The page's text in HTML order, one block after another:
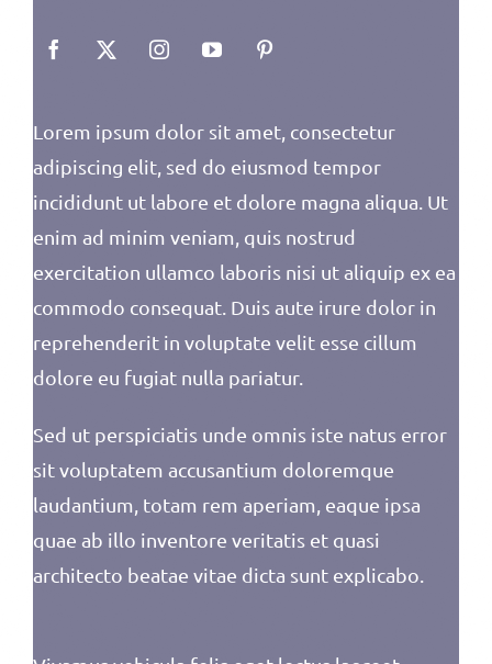
Lorem ipsum dolor sit amet, consectetur
adipiscing elit, sed do eiusmod tempor
incididunt ut labore et dolore magna aliqua. Ut
enim ad minim veniam, quis nostrud
exercitation ullamco laboris nisi ut aliquip ex ea
commodo consequat. Duis aute irure dolor in
reprehenderit in voluptate velit esse cillum
dolore eu fugiat nulla pariatur.
Sed ut perspiciatis unde omnis iste natus error
sit voluptatem accusantium doloremque
laudantium, totam rem aperiam, eaque ipsa
quae ab illo inventore veritatis et quasi
architecto beatae vitae dicta sunt explicabo.